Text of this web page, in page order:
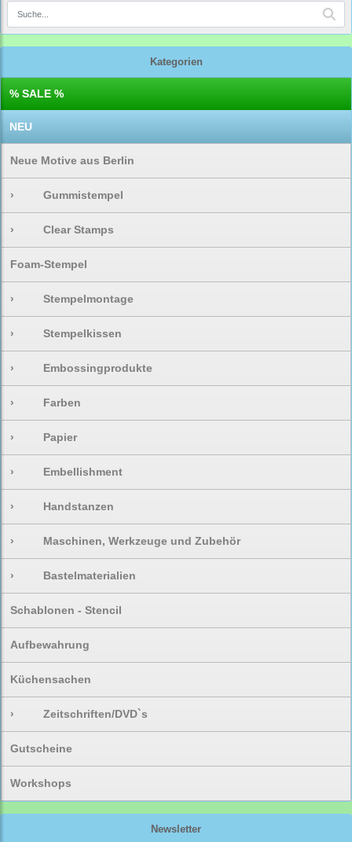
Kategorien
% SALE %
NEU
Neue Motive aus Berlin
› Gummistempel
› Clear Stamps
Foam-Stempel
› Stempelmontage
› Stempelkissen
› Embossingprodukte
› Farben
› Papier
› Embellishment
› Handstanzen
› Maschinen, Werkzeuge und Zubehör
› Bastelmaterialien
Schablonen - Stencil
Aufbewahrung
Küchensachen
› Zeitschriften/DVD`s
Gutscheine
Workshops
Newsletter